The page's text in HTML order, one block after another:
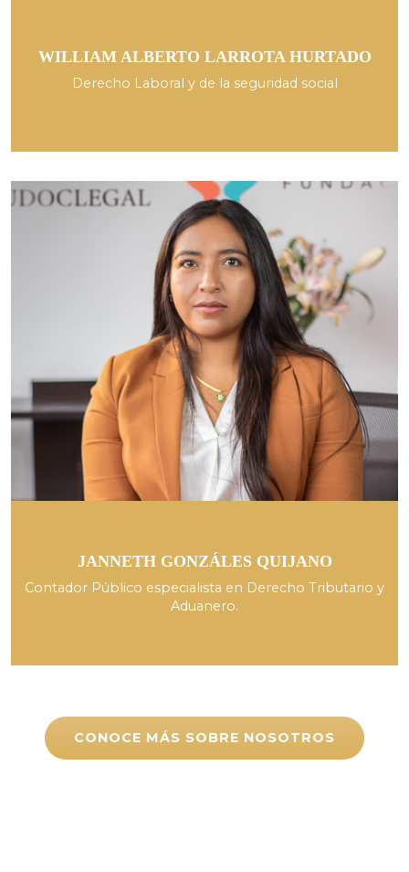
WILLIAM ALBERTO LARROTA HURTADO
Derecho Laboral y de la seguridad social
JANNETH GONZÁLES QUIJANO
Contador Público especialista en Derecho Tributario y
Aduanero.
CONOCE MÁS SOBRE NOSOTROS